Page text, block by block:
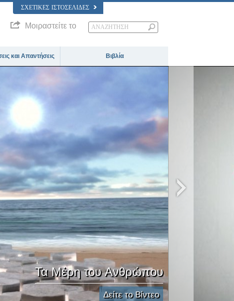
ΣΧΕΤΙΚΈΣ ΙΣΤΟΣΕΛΊΔΕΣ
Μοιραστείτε το
και Απαντήσεις Βιβλία
Τα Μέρη του Ανθρώπου
Δείτε το Βίντεο